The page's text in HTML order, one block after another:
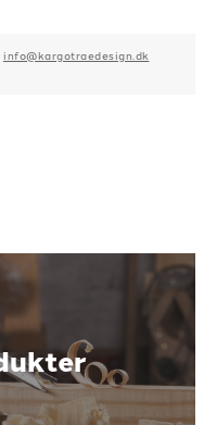
info@kargotraedesign.dk